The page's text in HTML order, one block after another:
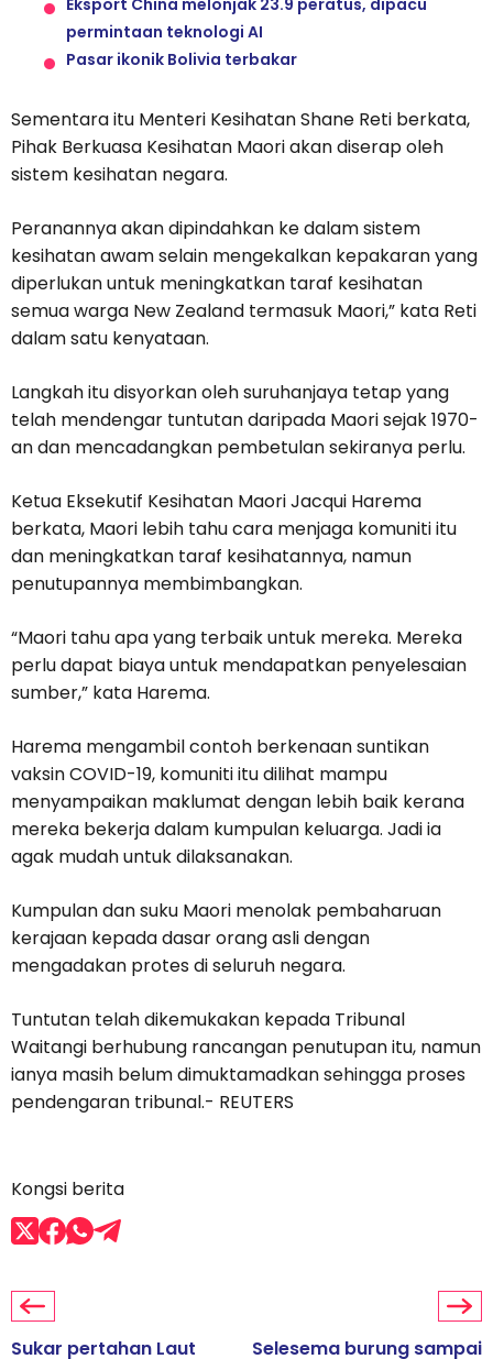
Eksport China melonjak 23.9 peratus, dipacu
permintaan teknologi AI
Pasar ikonik Bolivia terbakar
Sementara itu Menteri Kesihatan Shane Reti berkata,
Pihak Berkuasa Kesihatan Maori akan diserap oleh
sistem kesihatan negara.
Peranannya akan dipindahkan ke dalam sistem
kesihatan awam selain mengekalkan kepakaran yang
diperlukan untuk meningkatkan taraf kesihatan
semua warga New Zealand termasuk Maori,” kata Reti
dalam satu kenyataan.
Langkah itu disyorkan oleh suruhanjaya tetap yang
telah mendengar tuntutan daripada Maori sejak 1970-
an dan mencadangkan pembetulan sekiranya perlu.
Ketua Eksekutif Kesihatan Maori Jacqui Harema
berkata, Maori lebih tahu cara menjaga komuniti itu
dan meningkatkan taraf kesihatannya, namun
penutupannya membimbangkan.
“Maori tahu apa yang terbaik untuk mereka. Mereka
perlu dapat biaya untuk mendapatkan penyelesaian
sumber,” kata Harema.
Harema mengambil contoh berkenaan suntikan
vaksin COVID-19, komuniti itu dilihat mampu
menyampaikan maklumat dengan lebih baik kerana
mereka bekerja dalam kumpulan keluarga. Jadi ia
agak mudah untuk dilaksanakan.
Kumpulan dan suku Maori menolak pembaharuan
kerajaan kepada dasar orang asli dengan
mengadakan protes di seluruh negara.
Tuntutan telah dikemukakan kepada Tribunal
Waitangi berhubung rancangan penutupan itu, namun
ianya masih belum dimuktamadkan sehingga proses
pendengaran tribunal.- REUTERS
Kongsi berita
Sukar pertahan Laut Selesema burung sampai